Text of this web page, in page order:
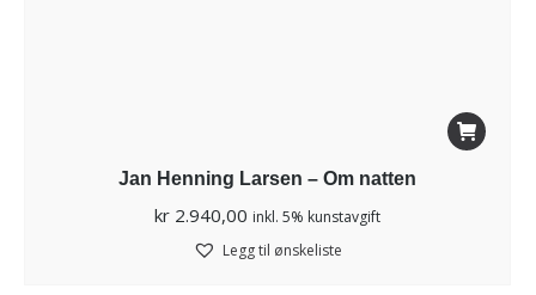
Jan Henning Larsen – Om natten
kr 2.940,00 inkl. 5% kunstavgift
Legg til ønskeliste